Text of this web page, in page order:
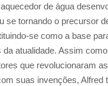
de água
se tornando o precursor
se como a base
da atualidade. Assim
que revolucionaram
suas invenções, Alfred